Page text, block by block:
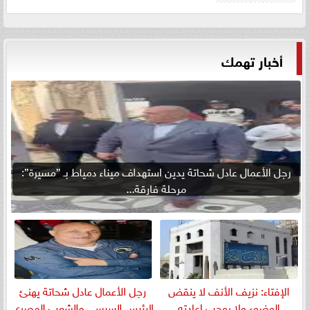
أخبار تهمك
رجل الأعمال عادل شحاتة يدين استهداف ميناء دمياط بـ ”مسيرة”:
مرحلة فارقة...
الإفتاء: نزيف الأنف لا ينقض
رجل الأعمال عادل شحاتة يهنئ